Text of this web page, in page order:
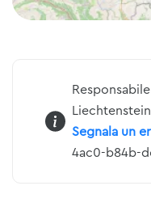
Segnala un
4ac0-b84b-